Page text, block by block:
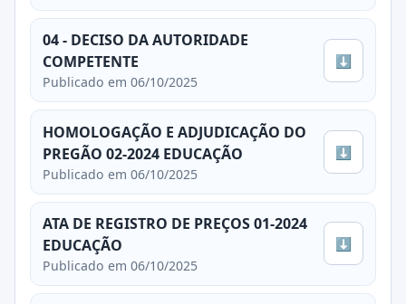
04 - DECISO DA AUTORIDADE
COMPETENTE
Publicado em 06/10/2025
⬇
HOMOLOGAÇÃO E ADJUDICAÇÃO DO
PREGÃO 02-2024 EDUCAÇÃO
Publicado em 06/10/2025
⬇
ATA DE REGISTRO DE PREÇOS 01-2024
EDUCAÇÃO
Publicado em 06/10/2025
⬇